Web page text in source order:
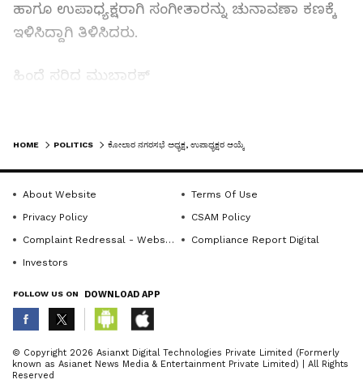
ಹಾಗೂ ಉಪಾಧ್ಯಕ್ಷರಾಗಿ ಸಂಗೀತಾರನ್ನು ಚುನಾವಣಾ ಕಣಕ್ಕೆ
ಇಳಿಸಿದ್ದಾಗಿ ತಿಳಿಸಿದರು.
ಹಿಂದೆ ಸರಿದ ಮುಬಾರಕ್‌
ಲಕ್ಷ್ಮೀದೇವಮ್ಮ, ಬಿ.ಎಂ.ಮುಬಾರಕ್ ಉಪಾಧ್ಯಕ್ಷ ಸ್ಥಾನಕ್ಕೆ
ಸ್ಪರ್ಧಿಸಿದ್ದರು. ಕೊನೆಯ ಕ್ಷಣದಲ್ಲಿ ಬಿ.ಎಂ.ಮುಬಾರಕ್ ಮತ್ತು
ಅಪೂರ್ವ ಅವರ ಗೆಲುವಿಗೆ ಅಗತ್ಯವಾದ ಸಂಖ್ಯಾಬಲ ಇಲ್ಲದ
ಕಾರಣ ಅವರು ಕಾಂಗ್ರೆಸ್ ಅಭ್ಯರ್ಥಿಗಳಿಗೆ ಬೆಂಬಲಿಸಿದ ಕಾರಣ
ಅವಿರೋಧ ಆಯ್ಕೆಗೆ ಮಾರ್ಗ ಸುಗಮವಾಯಿತು ಎಂದರು.
ಮುಬಾರಕ್‌ ಜತೆ ಕಾಂಗ್ರೆಸ್‌ ಬೆಂಬಲಿತ ೪ ಮಂದಿ ಸದಸ್ಯರಿದ್ದು
ಅವರಿಗೆ ಮುಂದೆ ತೊಂದರೆಯಾಗಬಾರದು, ಈಗ
ಅವಿರೋಧವಾಗಿ ಆಯ್ಕೆಗೆ ಸಹಕಾರ ನೀಡಿದರೆ ನಮಗೂ
ಒಳ್ಳೆಯ ಹೆಸರು ಇರುತ್ತದೆ ಎಂದು ನಿರ್ಧರಿಸಿ ತಮ್ಮ
ABOUT THE AUTHOR
K KannadaprabhaNewsNetwork
HOME POLITICS ಕೋಲಾರ ನಗರಸಭೆ ಅಧ್ಯಕ್ಷ, ಉಪಾಧ್ಯಕ್ಷರ ಆಯ್ಕೆ
About Website
Terms Of Use
Privacy Policy
CSAM Policy
Complaint Redressal - Website
Compliance Report Digital
Investors
FOLLOW US ON DOWNLOAD APP
© Copyright 2026 Asianxt Digital Technologies Private Limited (Formerly
known as Asianet News Media & Entertainment Private Limited) | All Rights
Reserved